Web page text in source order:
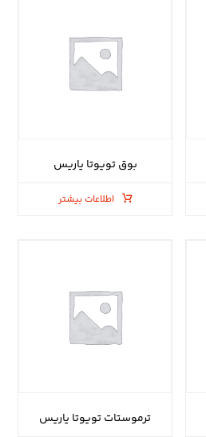
بوق تویوتا یاریس
اطلاعات بیشتر
ترموستات تویوتا یاریس